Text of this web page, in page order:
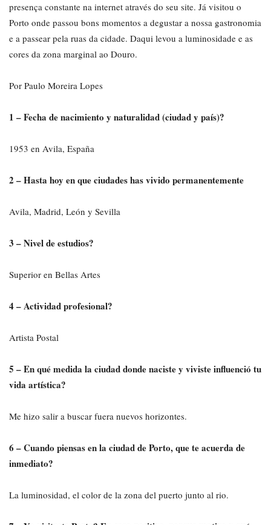
presença constante na internet através do seu site. Já visitou o
Porto onde passou bons momentos a degustar a nossa gastronomia
e a passear pela ruas da cidade. Daqui levou a luminosidade e as
cores da zona marginal ao Douro.
Por Paulo Moreira Lopes
1 – Fecha de nacimiento y naturalidad (ciudad y país)?
1953 en Avila, España
2 – Hasta hoy en que ciudades has vivido permanentemente
Avila, Madrid, León y Sevilla
3 – Nivel de estudios?
Superior en Bellas Artes
4 – Actividad profesional?
Artista Postal
5 – En qué medida la ciudad donde naciste y viviste influenció tu
vida artística?
Me hizo salir a buscar fuera nuevos horizontes.
6 – Cuando piensas en la ciudad de Porto, que te acuerda de
inmediato?
La luminosidad, el color de la zona del puerto junto al rio.